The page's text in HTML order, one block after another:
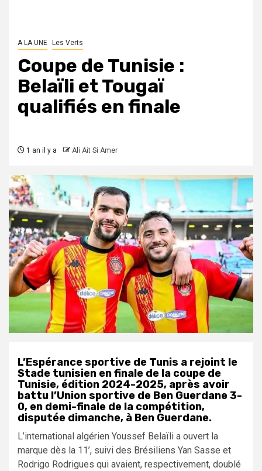
A LA UNE Les Verts
Coupe de Tunisie :
Belaïli et Tougaï
qualifiés en finale
1 an il y a Ali Ait Si Amer
L’Espérance sportive de Tunis a rejoint le
Stade tunisien en finale de la coupe de
Tunisie, édition 2024-2025, après avoir
battu l’Union sportive de Ben Guerdane 3-
0, en demi-finale de la compétition,
disputée dimanche, à Ben Guerdane.
L’international algérien Youssef Belaïli a ouvert la
marque dès la 11’, suivi des Brésiliens Yan Sasse et
Rodrigo Rodrigues qui avaient, respectivement, doublé